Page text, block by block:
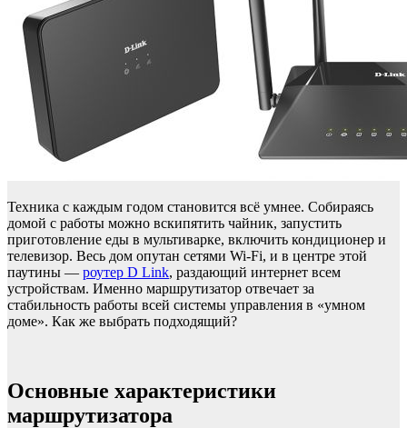
Техника с каждым годом становится всё умнее. Собираясь
домой с работы можно вскипятить чайник, запустить
приготовление еды в мультиварке, включить кондиционер и
телевизор. Весь дом опутан сетями Wi-Fi, и в центре этой
паутины — роутер D Link, раздающий интернет всем
устройствам. Именно маршрутизатор отвечает за
стабильность работы всей системы управления в «умном
доме». Как же выбрать подходящий?
Основные характеристики
маршрутизатора